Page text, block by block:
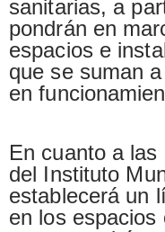
sanitarias, a
pondrán en
espacios e
que se suman
en
En cuanto a
del Instituto
establecerá un
en los espacios